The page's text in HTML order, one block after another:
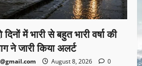
में भारी से बहुत भारी वर्षा की
ने जारी किया अलर्ट
August 8, 2026
0